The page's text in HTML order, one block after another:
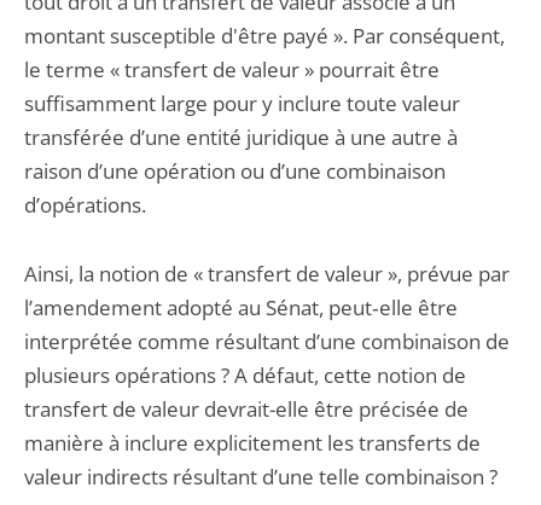
montant susceptible d'être payé ». Par conséquent,
le terme « transfert de valeur » pourrait être
suffisamment large pour y inclure toute valeur
transférée d’une entité juridique à une autre à
raison d’une opération ou d’une combinaison
d’opérations.
Ainsi, la notion de « transfert de valeur », prévue par
l’amendement adopté au Sénat, peut‑elle être
interprétée comme résultant d’une combinaison de
plusieurs opérations ? A défaut, cette notion de
transfert de valeur devrait-elle être précisée de
manière à inclure explicitement les transferts de
valeur indirects résultant d’une telle combinaison ?